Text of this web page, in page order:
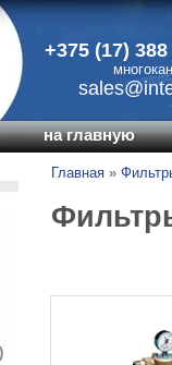
+375 (17)
на главную
Главная »